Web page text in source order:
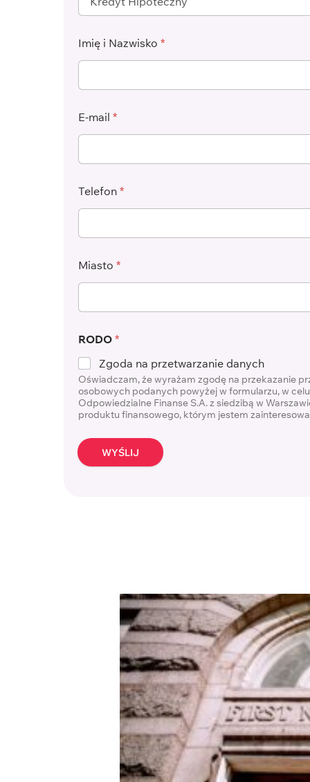
Imię i Nazwisko *
E-mail *
Telefon *
Miasto *
RODO *
Zgoda na przetwarzanie danych
Oświadczam, że wyrażam zgodę na przekazanie
osobowych podanych powyżej w formularzu, w
Odpowiedzialne Finanse S.A. z siedzibą w
produktu finansowego, którym jestem
WYŚLIJ